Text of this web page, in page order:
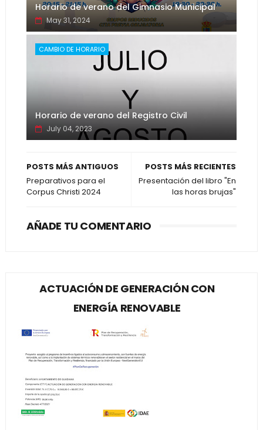
Horario de verano del Gimnasio Municipal
May 31, 2024
CAMBIO DE HORARIO
Horario de verano del Registro Civil
July 04, 2023
POSTS MÁS RECIENTES
Presentación del libro "En
las horas brujas"
POSTS MÁS ANTIGUOS
Preparativos para el
Corpus Christi 2024
AÑADE TU COMENTARIO
ACTUACIÓN DE GENERACIÓN CON
ENERGÍA RENOVABLE